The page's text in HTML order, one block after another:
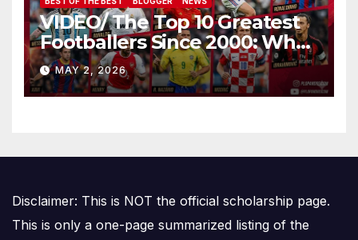
VIDEO/ The Top 10 Greatest
Footballers Since 2000: Who
Is Number One
MAY 2, 2026
Disclaimer: This is NOT the official scholarship page.
This is only a one-page summarized listing of the